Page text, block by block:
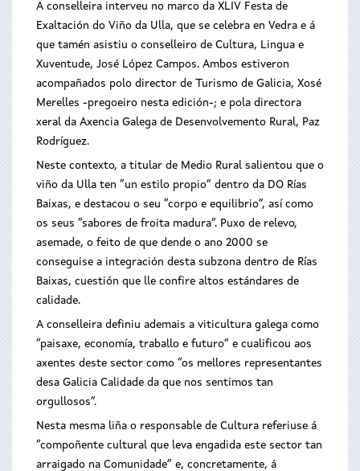
A conselleira interveu no marco da XLIV Festa de
Exaltación do Viño da Ulla, que se celebra en Vedra e á
que tamén asistiu o conselleiro de Cultura, Lingua e
Xuventude, José López Campos. Ambos estiveron
acompañados polo director de Turismo de Galicia, Xosé
Merelles -pregoeiro nesta edición-; e pola directora
xeral da Axencia Galega de Desenvolvemento Rural, Paz
Rodríguez.
Neste contexto, a titular de Medio Rural salientou que o
viño da Ulla ten “un estilo propio” dentro da DO Rías
Baixas, e destacou o seu “corpo e equilibrio”, así como
os seus “sabores de froita madura”. Puxo de relevo,
asemade, o feito de que dende o ano 2000 se
conseguise a integración desta subzona dentro de Rías
Baixas, cuestión que lle confire altos estándares de
calidade.
A conselleira definiu ademais a viticultura galega como
“paisaxe, economía, traballo e futuro” e cualificou aos
axentes deste sector como “os mellores representantes
desa Galicia Calidade da que nos sentimos tan
orgullosos”.
Nesta mesma liña o responsable de Cultura referiuse á
“compoñente cultural que leva engadida este sector tan
arraigado na Comunidade” e, concretamente, á